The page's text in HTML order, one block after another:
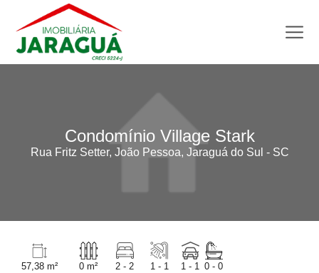
Condomínio Village Stark
Rua Fritz Setter, João Pessoa, Jaraguá do Sul - SC
57,38 m²
0 m²
2 - 2
1 - 1
1 - 1 0 - 0